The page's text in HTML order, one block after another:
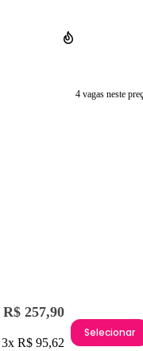
4 vagas neste
R$ 257,90
3x R$ 95,62
Selecionar